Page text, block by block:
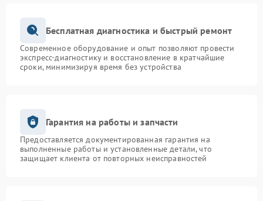
Бесплатная диагностика и быстрый ремонт
Современное оборудование и опыт позволяют провести
экспресс-диагностику и восстановление в кратчайшие
сроки, минимизируя время без устройства
Гарантия на работы и запчасти
Предоставляется документированная гарантия на
выполненные работы и установленные детали, что
защищает клиента от повторных неисправностей